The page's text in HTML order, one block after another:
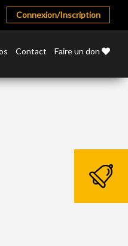
Connexion/Inscription
Contact Faire un don